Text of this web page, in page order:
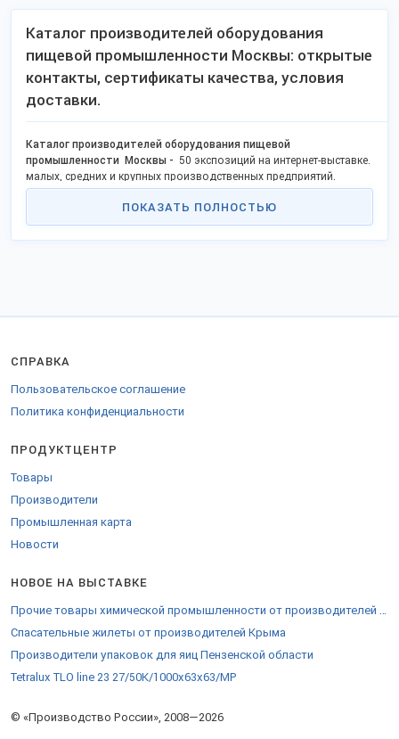
Каталог производителей оборудования
пищевой промышленности Москвы: открытые
контакты, сертификаты качества, условия
доставки.
Каталог производителей оборудования пищевой
промышленности Москвы - 50 экспозиций на интернет-выставке.
малых, средних и крупных производственных предприятий.
Дозатор;
Московские заводы предлагают готовые кейсы по техническом
Доставка по всей России.
Каталог включает открытые контакты, официальный сайт и
дистрибьютором.
ПОКАЗАТЬ ПОЛНОСТЬЮ
© «Производство России», 2008—2026
СПРАВКА
Пользовательское соглашение
Политика конфиденциальности
ПРОДУКТЦЕНТР
Товары
Производители
Промышленная карта
Новости
НОВОЕ НА ВЫСТАВКЕ
Прочие товары химической промышленности от производителей Бийска
Спасательные жилеты от производителей Крыма
Производители упаковок для яиц Пензенской области
Tetralux TLO line 23 27/50К/1000х63х63/МР